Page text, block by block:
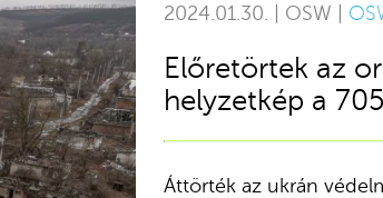
2024.01.30. | OSW |
Előretörtek az
helyzetkép a
Áttörték az ukrán